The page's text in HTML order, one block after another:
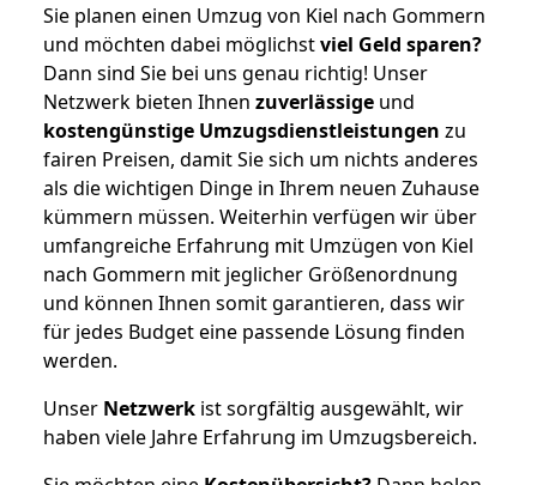
Sie planen einen Umzug von Kiel nach Gommern
und möchten dabei möglichstviel Geld sparen?
Dann sind Sie bei uns genau richtig! Unser
Netzwerk bieten Ihnen zuverlässige und
kostengünstige Umzugsdienstleistungen zu
fairen Preisen, damit Sie sich um nichts anderes
als die wichtigen Dinge in Ihrem neuen Zuhause
kümmern müssen. Weiterhin verfügen wir über
umfangreiche Erfahrung mit Umzügen von Kiel
nach Gommern mit jeglicher Größenordnung
und können Ihnen somit garantieren, dass wir
für jedes Budget eine passende Lösung finden
werden.
Unser Netzwerk ist sorgfältig ausgewählt, wir
haben viele Jahre Erfahrung im Umzugsbereich.